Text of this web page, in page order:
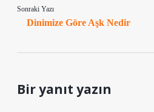
Sonraki Yazı
Dinimize Göre Aşk Nedir
Bir yanıt yazın